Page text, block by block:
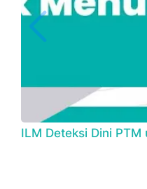
ILM Deteksi Dini